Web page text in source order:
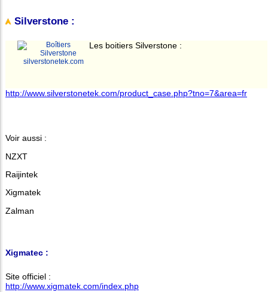
Silverstone :
silverstonetek.com
Les boitiers Silverstone :
http://www.silverstonetek.com/product_case.php?tno=7&area=fr
Voir aussi :
NZXT
Raijintek
Xigmatek
Zalman
Xigmatec :
Site officiel :
http://www.xigmatek.com/index.php